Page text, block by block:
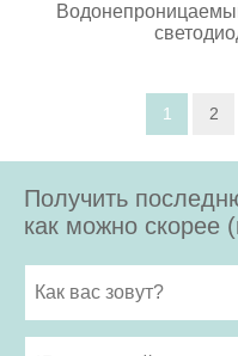
1 2
Получить
как можно скорее